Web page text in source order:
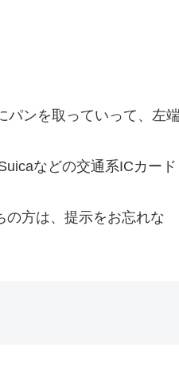
パンを取っていって、左
などの交通系ICカード
の方は、提示をお忘れな